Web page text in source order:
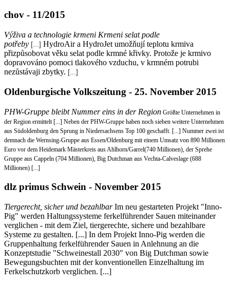
chov - 11/2015
Výživa a technologie krmeni Krmeni selat podle
potřeby [...] HydroAir a HydroJet umožňují teplotu krmiva
přizpůsobovat věku selat podle krmné křivky. Protože je krmivo
dopravováno pomoci tlakového vzduchu, v krmném potrubi
nezůstávaji zbytky. [...]
Oldenburgische Volkszeitung - 25. November 2015
PHW-Gruppe bleibt Nummer eins in der Region Größte Unternehmen in
der Region ermittelt [...] Neben der PHW-Gruppe haben noch sieben weitere Unternehmen
aus Südoldenburg den Sprung in Niedersachsens Top 100 geschafft. [...] Nummer zwei ist
demnach die Wernsing-Gruppe aus Essen/Oldenburg mit einem Umsatz von 890 Millionen
Euro vor dem Heidemark Mästerkreis aus Ahlhorn/Garrel(740 Millionen), der Sprehe
Gruppe aus Cappeln (704 Millionen), Big Dutchman aus Vechta-Calveslage (688
Millionen) [...]
dlz primus Schwein - November 2015
Tiergerecht, sicher und bezahlbarIm neu gestarteten Projekt "Inno-
Pig" werden Haltungssysteme ferkelführender Sauen miteinander
verglichen - mit dem Ziel, tiergerechte, sichere und bezahlbare
Systeme zu gestalten. [...] In dem Projekt Inno-Pig werden die
Gruppenhaltung ferkelführender Sauen in Anlehnung an die
Konzeptstudie "Schweinestall 2030" von Big Dutchman sowie
Bewegungsbuchten mit der konventionellen Einzelhaltung im
Ferkelschutzkorb verglichen. [...]